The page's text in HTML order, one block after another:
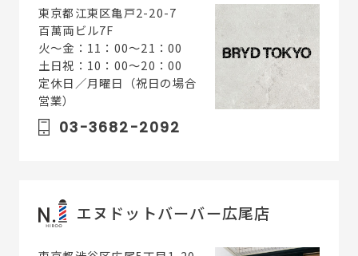
東京都江東区亀戸2-20-7
百萬両ビル7F
火〜金：11：00～21：00
土日祝：10：00～20：00
定休日／月曜日（祝日の場合
営業）
03-3682-2092
エヌドットバーバー広尾店